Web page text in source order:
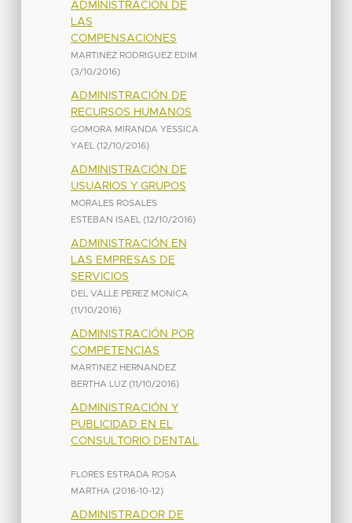
ADMINISTRACIÓN DE
LAS
COMPENSACIONES
MARTINEZ RODRIGUEZ EDIM
(3/10/2016)
ADMINISTRACIÓN DE
RECURSOS HUMANOS
GOMORA MIRANDA YESSICA
YAEL
(12/10/2016)
ADMINISTRACIÓN DE
USUARIOS Y GRUPOS
MORALES ROSALES
ESTEBAN ISAEL
(12/10/2016)
ADMINISTRACIÓN EN
LAS EMPRESAS DE
SERVICIOS
DEL VALLE PEREZ MONICA
(11/10/2016)
ADMINISTRACIÓN POR
COMPETENCIAS
MARTINEZ HERNANDEZ
BERTHA LUZ (11/10/2016)
ADMINISTRACIÓN Y
PUBLICIDAD EN EL
CONSULTORIO DENTAL
FLORES ESTRADA ROSA
MARTHA (2016-10-12)
ADMINISTRADOR DE